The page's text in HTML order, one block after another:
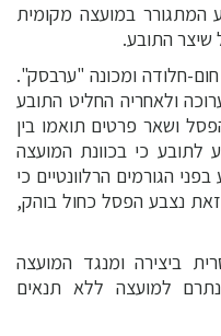
המתגורר במועצה מקומית
שיצר התובע.
חלודה ומכונה "ערבסק".
ולאחריה החליט התובע
ושאר פרטים תואמו בין
לתובע כי בכוונת המועצה
הגורמים הרלוונטיים כי
זאת נצבע הפסל כחול בוהק,
ביצירה ומנגד המועצה
למועצה ללא תנאים